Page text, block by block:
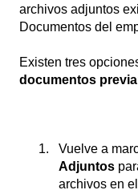
archivos adjuntos
Documentos del
Existen tres
documentos
Vuelve a
Adjuntos
archivos en